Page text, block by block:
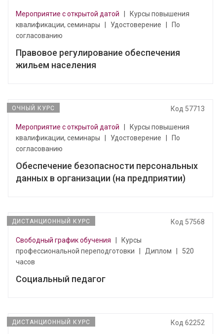
Мероприятие с открытой датой
Курсы повышения
квалификации, семинары
Удостоверение
По
согласованию
Правовое регулирование обеспечения
жильем населения
ОЧНЫЙ КУРС Код 57713
Мероприятие с открытой датой
Курсы повышения
квалификации, семинары
Удостоверение
По
согласованию
Обеспечение безопасности персональных
данных в организации (на предприятии)
ДИСТАНЦИОННЫЙ КУРС Код 57568
Свободный график обучения
Курсы
профессиональной переподготовки
Диплом
520
часов
Социальный педагог
ДИСТАНЦИОННЫЙ КУРС Код 62252